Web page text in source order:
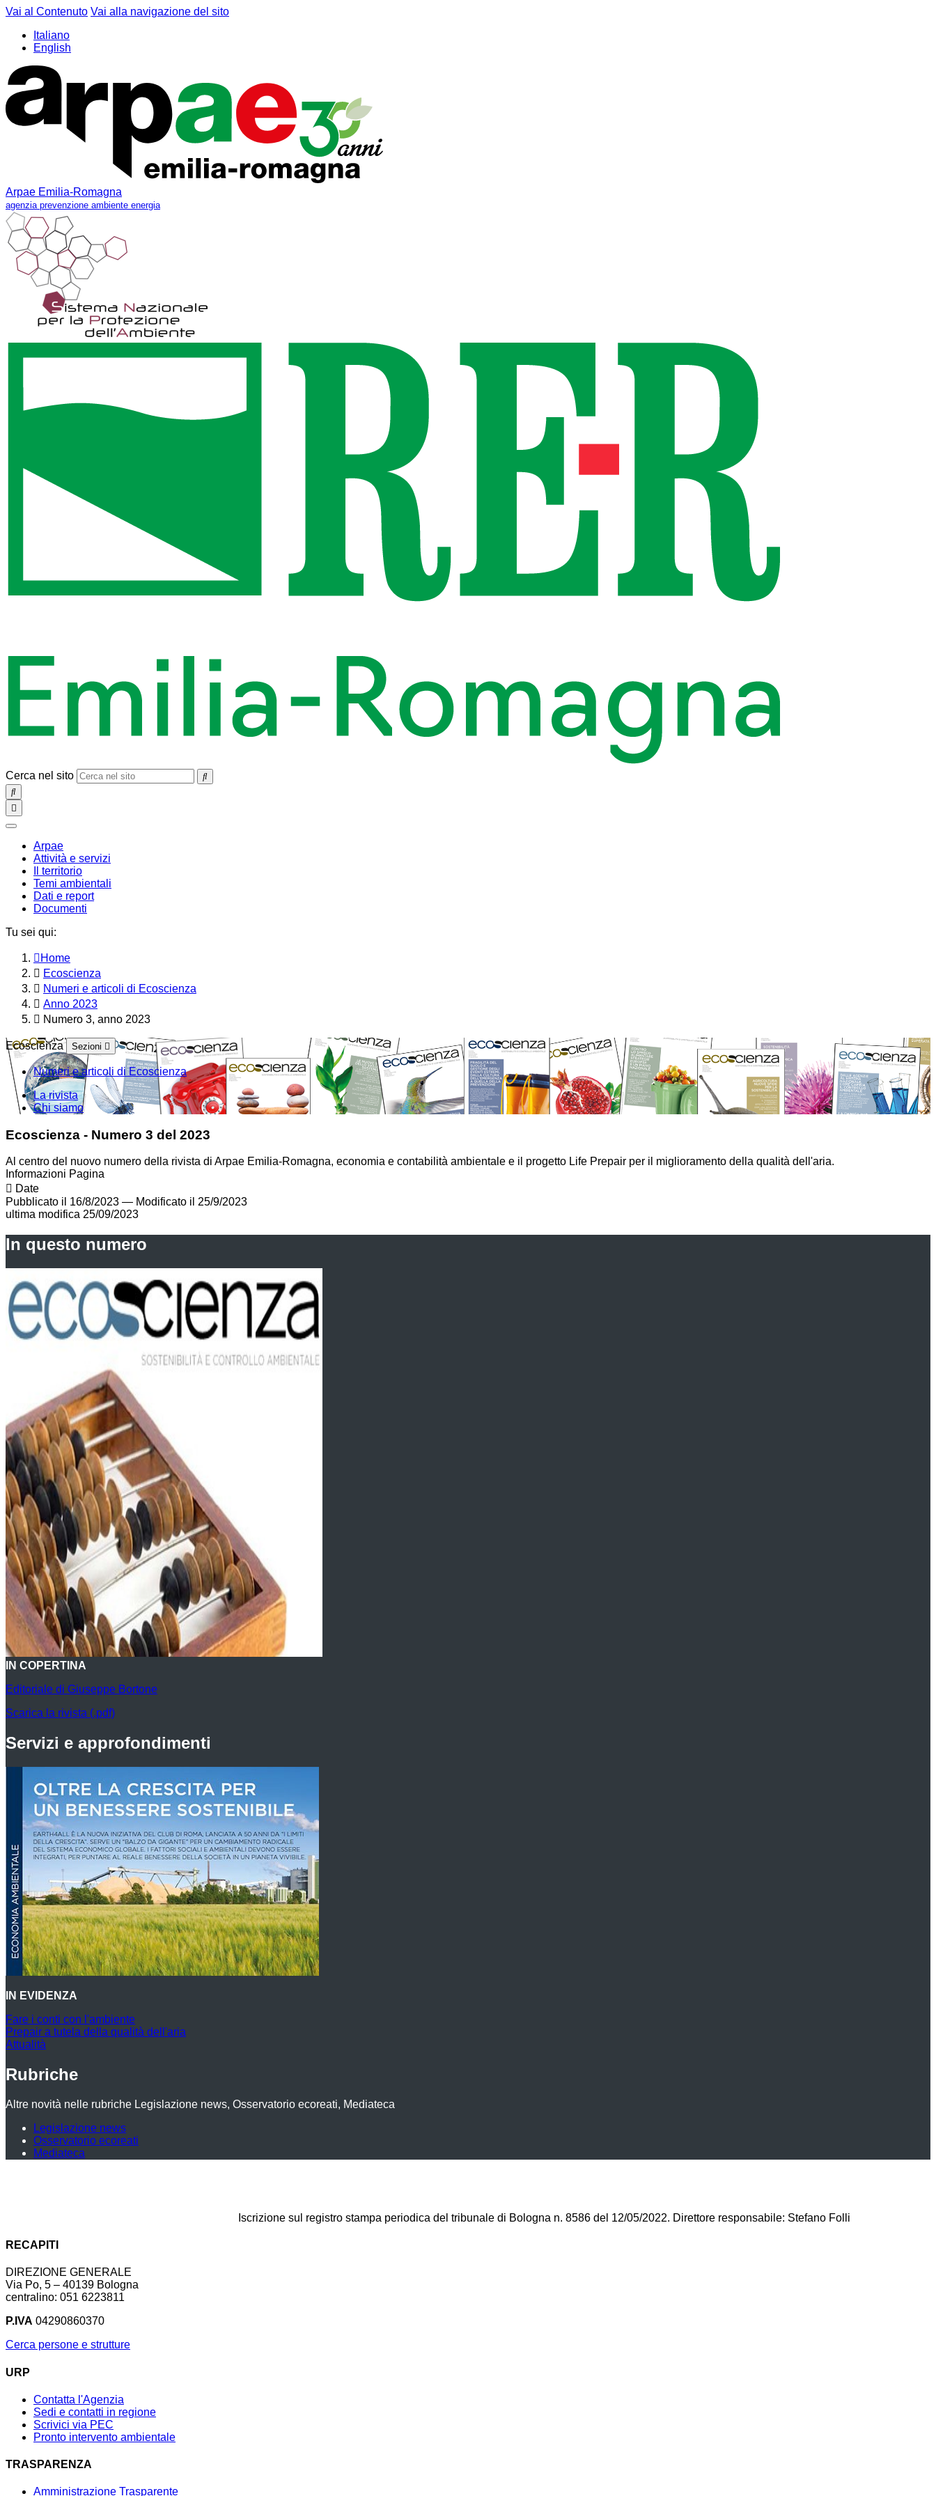
Vai al Contenuto Vai alla navigazione del sito
Italiano
English
Arpae Emilia-Romagna
agenzia prevenzione ambiente energia
Cerca nel sito
SEARCH
Toggle
navigation
chiudi
Arpae
Attività e servizi
Il territorio
Temi ambientali
Dati e report
Documenti
Tu sei qui:
Home
Ecoscienza
Numeri e articoli di Ecoscienza
Anno 2023
Numero 3, anno 2023
Ecoscienza Sezioni
Numeri e articoli di Ecoscienza
La rivista
Chi siamo
Ecoscienza - Numero 3 del 2023
Al centro del nuovo numero della rivista di Arpae Emilia-Romagna, economia e contabilità ambientale e il progetto Life Prepair per il miglioramento della qualità dell'aria.
Informazioni Pagina
Date
Pubblicato il 16/8/2023 — Modificato il 25/9/2023
ultima modifica 25/09/2023
In questo numero
IN COPERTINA
Editoriale di Giuseppe Bortone
Scarica la rivista (.pdf)
Servizi e approfondimenti
IN EVIDENZA
Fare i conti con l'ambiente
Prepair a tutela della qualità dell'aria
Attualità
Rubriche
Altre novità nelle rubriche Legislazione news, Osservatorio ecoreati, Mediateca
Legislazione news
Osservatorio ecoreati
Mediateca
Iscrizione sul registro stampa periodica del tribunale di Bologna n. 8586 del 12/05/2022. Direttore responsabile: Stefano Folli
RECAPITI
DIREZIONE GENERALE
Via Po, 5 – 40139 Bologna
centralino: 051 6223811
P.IVA 04290860370
Cerca persone e strutture
URP
Contatta l'Agenzia
Sedi e contatti in regione
Scrivici via PEC
Pronto intervento ambientale
TRASPARENZA
Amministrazione Trasparente